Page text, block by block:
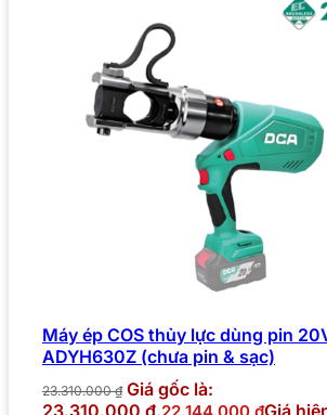
Máy ép COS thủy lực dùng pin
ADYH630Z (chưa pin & sạc)
23.310.000₫ Giá gốc là:
23.310.000 ₫.
Giá